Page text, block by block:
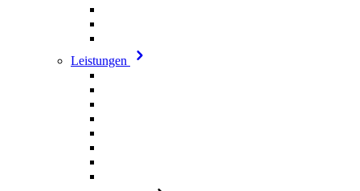
Leistungen